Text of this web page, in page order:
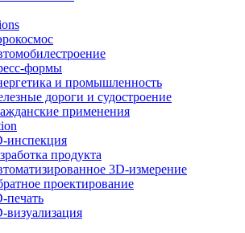
формы
и промышленность
дороги и судостроение
применения
инспекция
продукта
3D-измерение
проектирование
печать
визуализация